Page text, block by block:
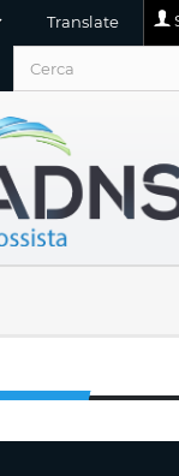
Translate